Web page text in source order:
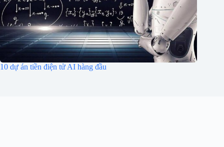
10 dự án tiền điện tử AI hàng đầu